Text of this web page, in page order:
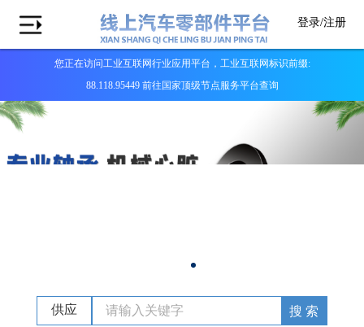
登录/注册
您正在访问工业互联网行业应用平台，工业互联网标识前缀:
88.118.95449 前往国家顶级节点服务平台查询
供应 搜 索